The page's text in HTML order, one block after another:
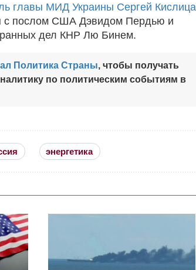
главы МИД Украины Сергей Кислица
с послом США Дэвидом Пердью и
дел КНР Лю Бинем.
Политика Страны, чтобы получать
по политическим событиям в
энергетика